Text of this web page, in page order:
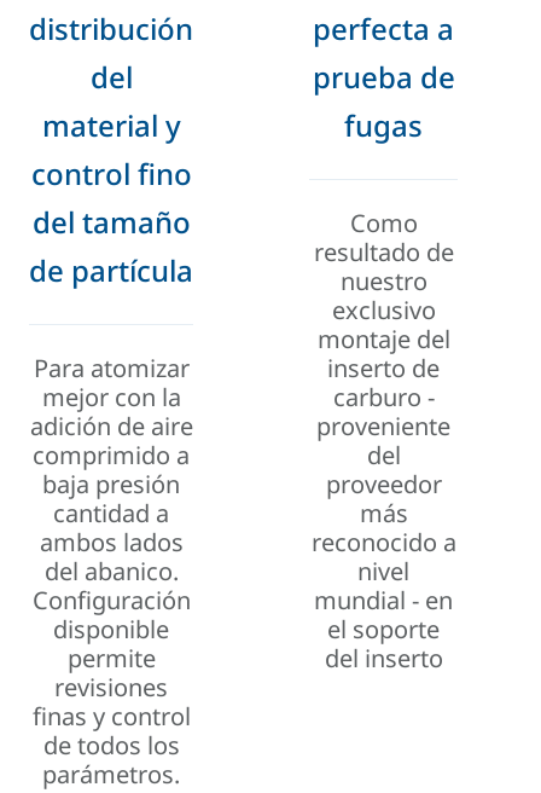
distribución
del
material y
control fino
del tamaño
de partícula
Para atomizar
mejor con la
adición de aire
comprimido a
baja presión
cantidad a
ambos lados
del abanico.
Configuración
disponible
permite
revisiones
finas y control
de todos los
parámetros.
perfecta a
prueba de
fugas
Como
resultado de
nuestro
exclusivo
montaje del
inserto de
carburo -
proveniente
del
proveedor
más
reconocido a
nivel
mundial - en
el soporte
del inserto